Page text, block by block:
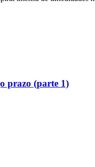
prazo (parte 1)